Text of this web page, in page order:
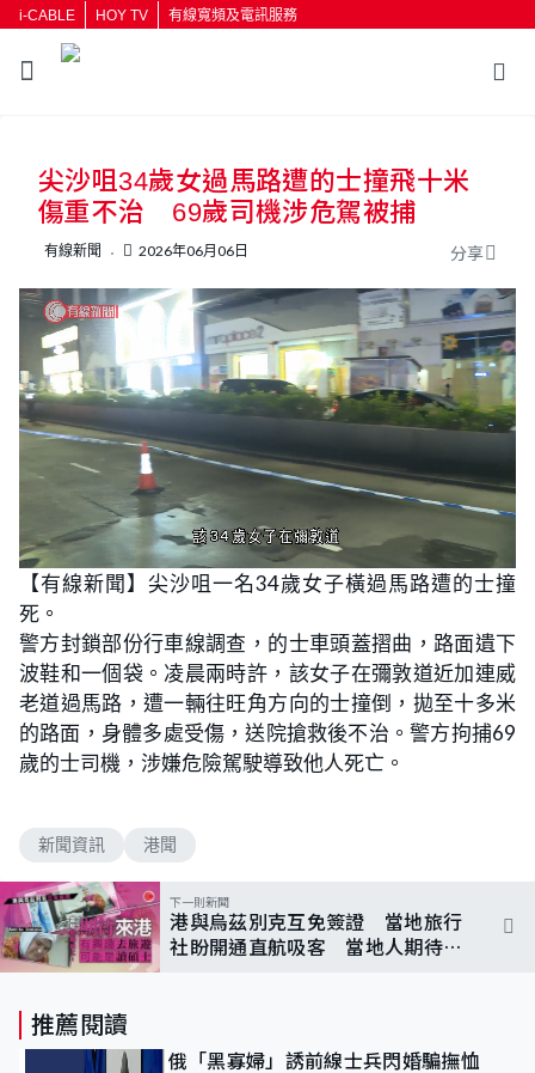
i-CABLE HOY TV 有線寬頻及電訊服務
按輸入鍵開始搜尋
尖沙咀34歲女過馬路遭的士撞飛十米
傷重不治 69歲司機涉危駕被捕
有線新聞 2026年06月06日 分享
n
m
u
o
a
:
7
5
.
0
0
%
【有線新聞】尖沙咀一名34歲女子橫過馬路遭的士撞
死。
警方封鎖部份行車線調查，的士車頭蓋摺曲，路面遺下
波鞋和一個袋。凌晨兩時許，該女子在彌敦道近加連威
老道過馬路，遭一輛往旺角方向的士撞倒，拋至十多米
的路面，身體多處受傷，送院搶救後不治。警方拘捕69
歲的士司機，涉嫌危險駕駛導致他人死亡。
新聞資訊 港聞
下一則新聞
港與烏茲別克互免簽證 當地旅行
社盼開通直航吸客 當地人期待來
推薦閱讀
俄「黑寡婦」誘前線士兵閃婚騙撫恤